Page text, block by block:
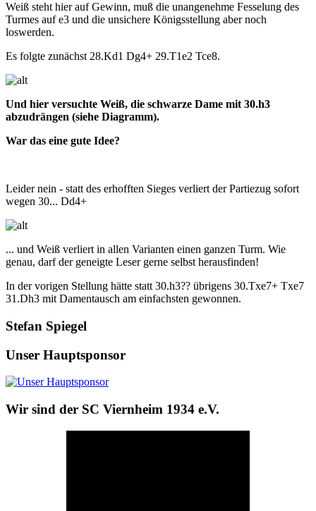
Weiß steht hier auf Gewinn, muß die unangenehme Fesselung des
Turmes auf e3 und die unsichere Königsstellung aber noch
loswerden.
Es folgte zunächst 28.Kd1 Dg4+ 29.T1e2 Tce8.
Und hier versuchte Weiß, die schwarze Dame mit 30.h3
abzudrängen (siehe Diagramm).
War das eine gute Idee?
Leider nein - statt des erhofften Sieges verliert der Partiezug sofort
wegen 30... Dd4+
... und Weiß verliert in allen Varianten einen ganzen Turm. Wie
genau, darf der geneigte Leser gerne selbst herausfinden!
In der vorigen Stellung hätte statt 30.h3?? übrigens 30.Txe7+ Txe7
31.Dh3 mit Damentausch am einfachsten gewonnen.
Stefan Spiegel
Unser Hauptsponsor
Wir sind der SC Viernheim 1934 e.V.